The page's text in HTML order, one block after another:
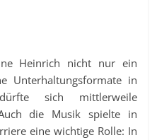
Heinrich nicht nur ein
Unterhaltungsformate in
sich mittlerweile
die Musik spielte in
eine wichtige Rolle: In